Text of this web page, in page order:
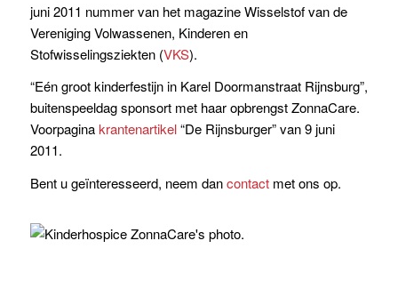
juni 2011 nummer van het magazine Wisselstof van de
Vereniging Volwassenen, Kinderen en
Stofwisselingsziekten (VKS).
“Eén groot kinderfestijn in Karel Doormanstraat Rijnsburg”,
buitenspeeldag sponsort met haar opbrengst ZonnaCare.
Voorpaginakrantenartikel“De Rijnsburger” van 9 juni
2011.
Bent u geïnteresseerd, neem dancontactmet ons op.